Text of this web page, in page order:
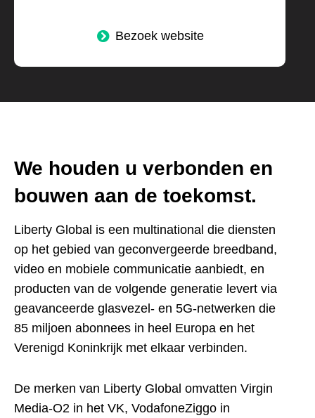
Bezoek website
We houden u verbonden en
bouwen aan de toekomst.
Liberty Global is een multinational die diensten
op het gebied van geconvergeerde breedband,
video en mobiele communicatie aanbiedt, en
producten van de volgende generatie levert via
geavanceerde glasvezel- en 5G-netwerken die
85 miljoen abonnees in heel Europa en het
Verenigd Koninkrijk met elkaar verbinden.
De merken van Liberty Global omvatten Virgin
Media-O2 in het VK, VodafoneZiggo in